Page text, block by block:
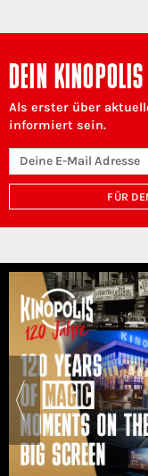
DEIN
Als erster über
informiert sein.
FÜR